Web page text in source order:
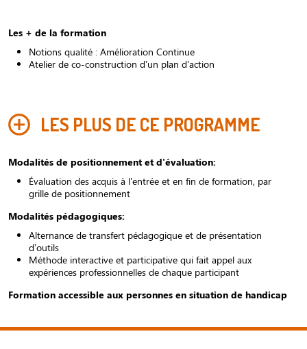
Les + de la formation
Notions qualité : Amélioration Continue
Atelier de co-construction d’un plan d’action
LES PLUS DE CE PROGRAMME
Modalités de positionnement et d'évaluation:
Évaluation des acquis à l'entrée et en fin de formation, par
grille de positionnement
Modalités pédagogiques:
Alternance de transfert pédagogique et de présentation
d’outils
Méthode interactive et participative qui fait appel aux
expériences professionnelles de chaque participant
Formation accessible aux personnes en situation de handicap